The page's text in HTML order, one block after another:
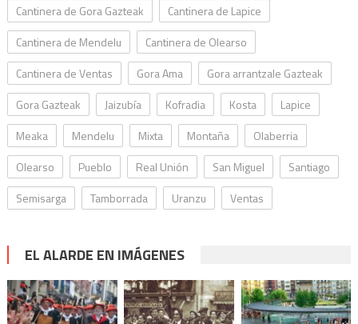
Cantinera de Gora Gazteak
Cantinera de Lapice
Cantinera de Mendelu
Cantinera de Olearso
Cantinera de Ventas
Gora Ama
Gora arrantzale Gazteak
Gora Gazteak
Jaizubía Kofradia Kosta
Lapice
Meaka
Mendelu Mixta Montaña
Olaberria
Olearso
Pueblo Real Unión San Miguel
Santiago
Semisarga
Tamborrada Uranzu Ventas
EL ALARDE EN IMÁGENES